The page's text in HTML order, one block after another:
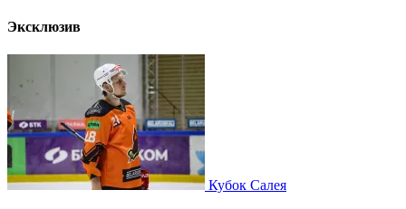
Эксклюзив
Кубок Салея